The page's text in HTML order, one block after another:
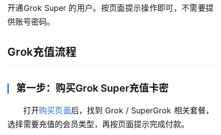
开通Grok Super 的用户。按页面提示操作即可，不需要提
供账号密码。
Grok充值流程
第一步：购买Grok Super充值卡密
打开购买页面后，找到 Grok / SuperGrok 相关套餐，
选择需要充值的会员类型，再按页面提示完成付款。